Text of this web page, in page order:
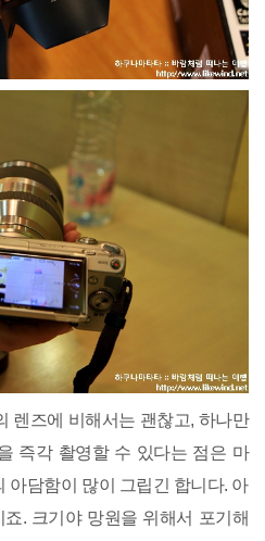
렌즈에 비해서는 괜찮고, 하나만
즉각 촬영할 수 있다는 점은 마
아담함이 많이 그립긴 합니다. 아
. 크기야 망원을 위해서 포기해